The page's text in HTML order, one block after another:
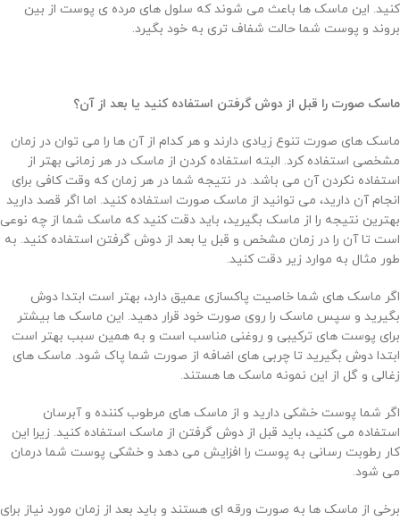
کنید. این ماسک ها باعث می شوند که سلول های مرده ی پوست از بین
بروند و پوست شما حالت شفاف تری به خود بگیرد.
ماسک صورت را قبل از دوش گرفتن استفاده کنید یا بعد از آن؟
ماسک های صورت تنوع زیادی دارند و هر کدام از آن ها را می توان در زمان
مشخصی استفاده کرد. البته استفاده کردن از ماسک در هر زمانی بهتر از
استفاده نکردن آن می باشد. در نتیجه شما در هر زمان که وقت کافی برای
انجام آن دارید، می توانید از ماسک صورت استفاده کنید. اما اگر قصد دارید
بهترین نتیجه را از ماسک بگیرید، باید دقت کنید که ماسک شما از چه نوعی
است تا آن را در زمان مشخص و قبل یا بعد از دوش گرفتن استفاده کنید. به
طور مثال به موارد زیر دقت کنید.
اگر ماسک های شما خاصیت پاکسازی عمیق دارد، بهتر است ابتدا دوش
بگیرید و سپس ماسک را روی صورت خود قرار دهید. این ماسک ها بیشتر
برای پوست های ترکیبی و روغنی مناسب است و به همین سبب بهتر است
ابتدا دوش بگیرید تا چربی های اضافه از صورت شما پاک شود. ماسک های
زغالی و گل از این نمونه ماسک ها هستند.
اگر شما پوست خشکی دارید و از ماسک های مرطوب کننده و آبرسان
استفاده می کنید، باید قبل از دوش گرفتن از ماسک استفاده کنید. زیرا این
کار رطوبت رسانی به پوست را افزایش می دهد و خشکی پوست شما درمان
می شود.
برخی از ماسک ها به صورت ورقه ای هستند و باید بعد از زمان مورد نیاز برای